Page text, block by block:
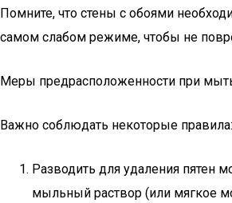
Помните, что стены с обоями
самом слабом режиме, чтобы не
Меры предрасположенности при
Важно соблюдать некоторые правила:
Разводить для удаления пятен
мыльный раствор (или мягкое